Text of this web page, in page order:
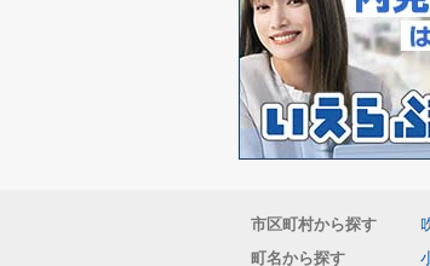
市区町村から探す
町名から探す